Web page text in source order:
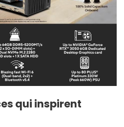
qui inspirent